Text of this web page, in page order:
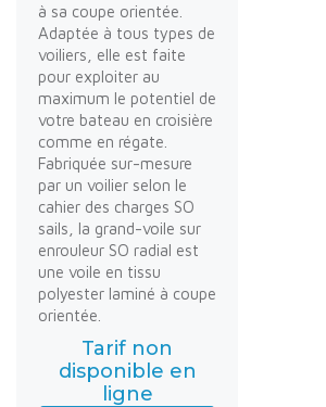
à sa coupe orientée.
Adaptée à tous types de
voiliers, elle est faite
pour exploiter au
maximum le potentiel de
votre bateau en croisière
comme en régate.
Fabriquée sur-mesure
par un voilier selon le
cahier des charges SO
sails, la grand-voile sur
enrouleur SO radial est
une voile en tissu
polyester laminé à coupe
orientée.
Tarif non
disponible en
ligne